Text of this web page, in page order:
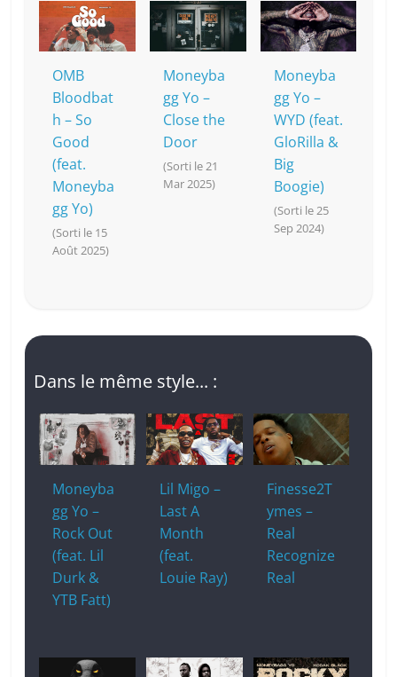
OMB
Bloodbat
h – So
Good
(feat.
Moneyba
gg Yo)
(Sorti le 15
Août 2025)
Moneyba
gg Yo –
Close the
Door
(Sorti le 21
Mar 2025)
Moneyba
gg Yo –
WYD (feat.
GloRilla &
Big
Boogie)
(Sorti le 25
Sep 2024)
Dans le même style... :
Moneyba
gg Yo –
Rock Out
(feat. Lil
Durk &
YTB Fatt)
Lil Migo –
Last A
Month
(feat.
Louie Ray)
Finesse2T
ymes –
Real
Recognize
Real